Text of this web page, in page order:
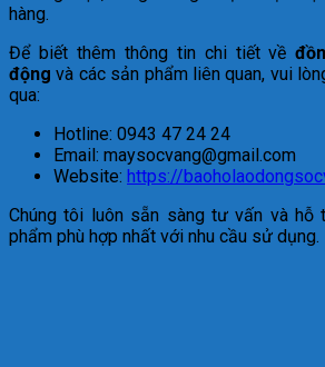
hàng.
Để biết thêm thông tin chi tiết về
động và các sản phẩm liên quan, vui
qua:
Hotline: 0943 47 24 24
Email: maysocvang@gmail.com
Website: https://
Chúng tôi luôn sẵn sàng tư vấn và hỗ
phẩm phù hợp nhất với nhu cầu sử dụng.